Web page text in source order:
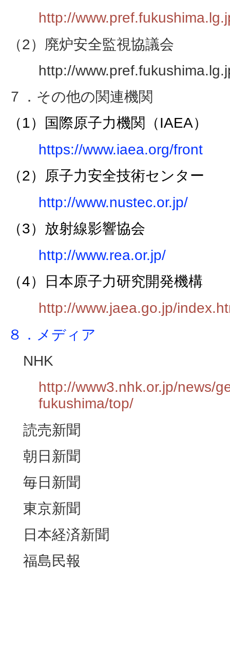
http://
（2）廃炉安全監視協議会
http://
７．その他の関連機関
（1）国際原子力機関（IAEA）
https://www.iaea.org/front
（2）原子力安全技術センター
http://www.nustec.or.jp/
（3）放射線影響協会
http://www.rea.or.jp/
（4）日本原子力研究開発機構
http://www.jaea.go.jp/
８．メディア
NHK
http://www3.nhk.or.jp/news/
fukushima/top/
読売新聞
朝日新聞
毎日新聞
東京新聞
日本経済新聞
福島民報